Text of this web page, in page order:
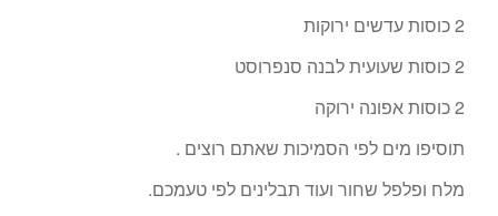
2 כוסות עדשים ירוקות
2 כוסות שעועית לבנה סנפרוסט
2 כוסות אפונה ירוקה
תוסיפו מים לפי הסמיכות שאתם רוצים .
מלח ופלפל שחור ועוד תבלינים לפי טעמכם.